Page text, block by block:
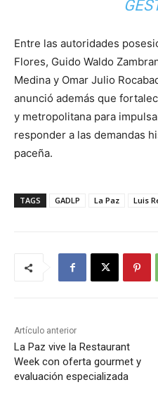
Entre las autoridades
Flores, Guido Waldo
Medina y Omar Julio
anunció además que
y metropolitana para
responder a las demandas
paceña.
TAGS GADLP La Paz Luis
Artículo anterior
La Paz vive la Restaurant
Week con oferta gourmet y
evaluación especializada